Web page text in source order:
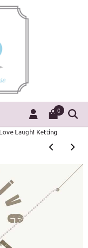
0
Laugh! Ketting